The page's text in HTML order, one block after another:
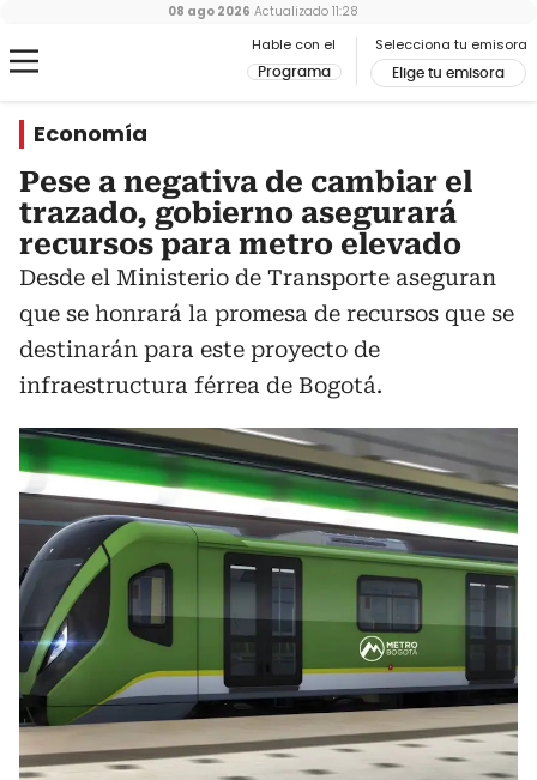
Hable con el
Programa
Selecciona tu emisora
Elige tu emisora
08 ago 2026 Actualizado 11:28
Economía
Pese a negativa de cambiar el
trazado, gobierno asegurará
recursos para metro elevado
Desde el Ministerio de Transporte aseguran
que se honrará la promesa de recursos que se
destinarán para este proyecto de
infraestructura férrea de Bogotá.